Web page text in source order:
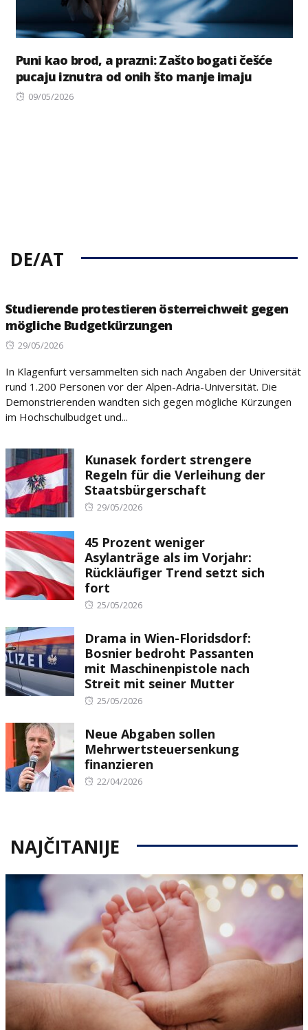
Puni kao brod, a prazni: Zašto bogati češće
pucaju iznutra od onih što manje imaju
Posted
09/05/2026
DE/AT
Studierende protestieren österreichweit gegen
mögliche Budgetkürzungen
Posted
29/05/2026
In Klagenfurt versammelten sich nach Angaben der Universität
rund 1.200 Personen vor der Alpen-Adria-Universität. Die
Demonstrierenden wandten sich gegen mögliche Kürzungen
im Hochschulbudget und...
Kunasek fordert strengere
Regeln für die Verleihung der
Staatsbürgerschaft
Posted
29/05/2026
45 Prozent weniger
Asylanträge als im Vorjahr:
Rückläufiger Trend setzt sich
fort
Posted
25/05/2026
Drama in Wien-Floridsdorf:
Bosnier bedroht Passanten
mit Maschinenpistole nach
Streit mit seiner Mutter
Posted
25/05/2026
Neue Abgaben sollen
Mehrwertsteuersenkung
finanzieren
Posted
22/04/2026
NAJČITANIJE